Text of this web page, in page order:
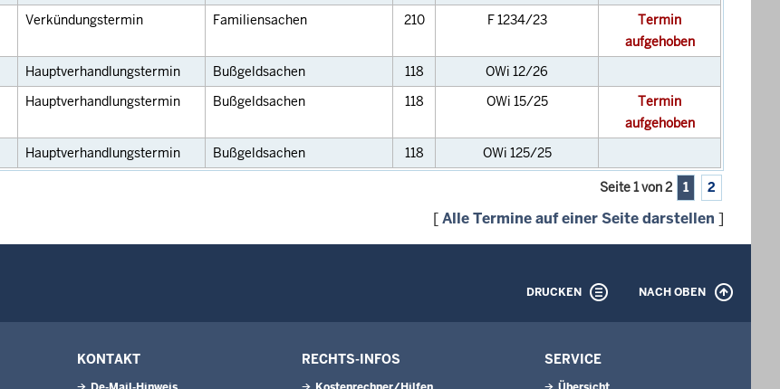
Verkündungstermin Familiensachen 210 F 1234/23
Termin
aufgehoben
Hauptverhandlungstermin Bußgeldsachen 118
OWi 12/26
Hauptverhandlungstermin Bußgeldsachen 118 OWi 15/25
Termin
aufgehoben
Hauptverhandlungstermin Bußgeldsachen 118 OWi 125/25
Seite 1 von 2 1 2
[Alle Termine auf einer Seite darstellen ]
DRUCKEN NACH OBEN
KONTAKT RECHTS-INFOS SERVICE